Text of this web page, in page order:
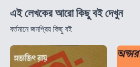
এই লেখকের আরো কিছু বই দেখুন
বর্তমানে জনপ্রিয় কিছু বই